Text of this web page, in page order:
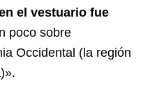
el vestuario fue
poco sobre
Occidental (la región